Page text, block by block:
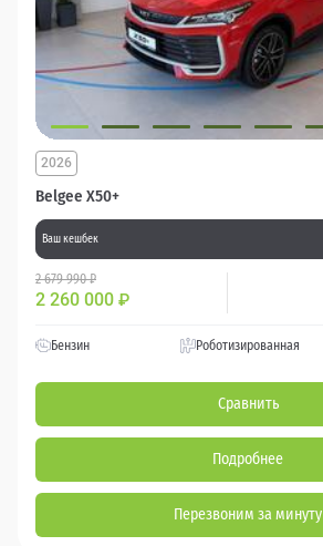
Belgee X50+
2026
Ваш кешбек
2 679 990 ₽
2 260 000 ₽
Бензин Роботизированная
Сравнить
Подробнее
Перезвоним за минуту